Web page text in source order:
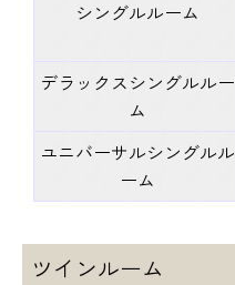
シングルルーム
デラックスシングルルー
ム
ユニバーサルシングルル
ーム
ツインルーム